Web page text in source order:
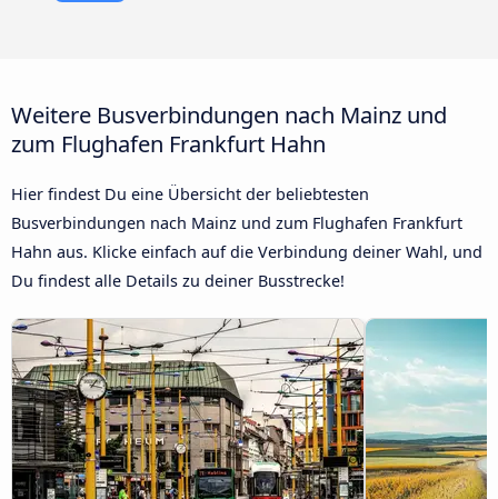
Weitere Busverbindungen nach Mainz und
zum Flughafen Frankfurt Hahn
Hier findest Du eine Übersicht der beliebtesten
Busverbindungen nach Mainz und zum Flughafen Frankfurt
Hahn aus. Klicke einfach auf die Verbindung deiner Wahl, und
Du findest alle Details zu deiner Busstrecke!